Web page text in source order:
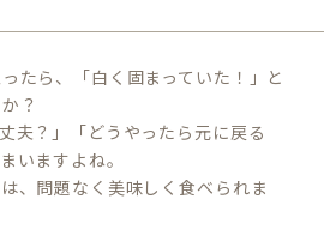
たら、「白く固まっていた！」と
？
夫？」「どうやったら元に戻る
いますよね。
、問題なく美味しく食べられま